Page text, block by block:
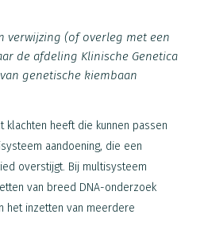
verwijzing (of overleg met een
de afdeling Klinische Genetica
genetische kiembaan
klachten heeft die kunnen passen
aandoening, die een
overstijgt. Bij multisysteem
van breed DNA-onderzoek
het inzetten van meerdere